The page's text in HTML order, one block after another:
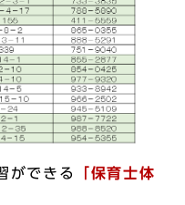
ができる
「保育士体